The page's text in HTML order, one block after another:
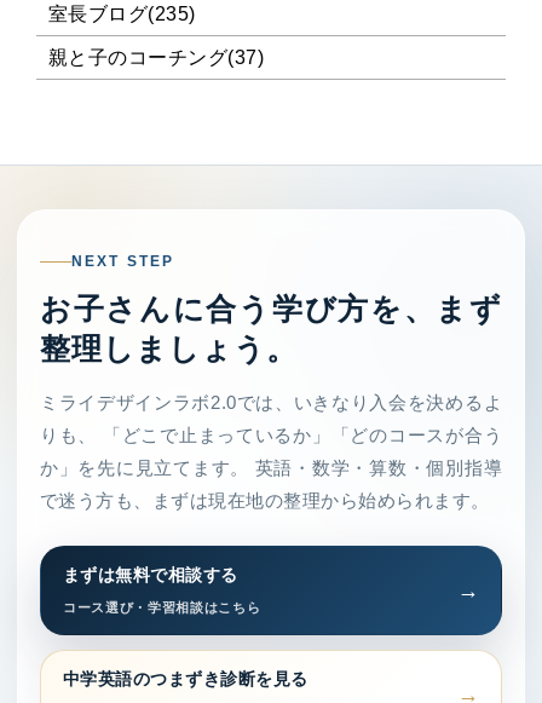
室長ブログ(235)
親と子のコーチング(37)
NEXT STEP
お子さんに合う学び方を、まず
整理しましょう。
ミライデザインラボ2.0では、いきなり入会を決めるよ
りも、 「どこで止まっているか」「どのコースが合う
か」を先に見立てます。 英語・数学・算数・個別指導
で迷う方も、まずは現在地の整理から始められます。
まずは無料で相談する
コース選び・学習相談はこちら
中学英語のつまずき診断を見る